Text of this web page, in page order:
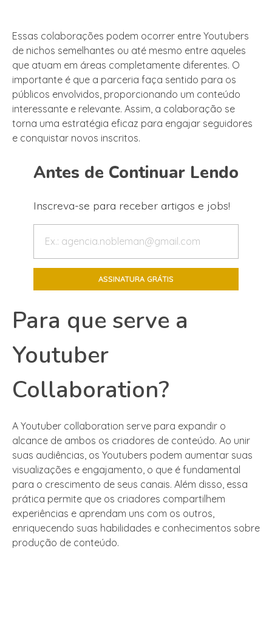
Essas colaborações podem ocorrer entre Youtubers
de nichos semelhantes ou até mesmo entre aqueles
que atuam em áreas completamente diferentes. O
importante é que a parceria faça sentido para os
públicos envolvidos, proporcionando um conteúdo
interessante e relevante. Assim, a colaboração se
torna uma estratégia eficaz para engajar seguidores
e conquistar novos inscritos.
Antes de Continuar Lendo
Inscreva-se para receber artigos e jobs!
Para que serve a
Youtuber
Collaboration?
A Youtuber collaboration serve para expandir o
alcance de ambos os criadores de conteúdo. Ao unir
suas audiências, os Youtubers podem aumentar suas
visualizações e engajamento, o que é fundamental
para o crescimento de seus canais. Além disso, essa
prática permite que os criadores compartilhem
experiências e aprendam uns com os outros,
enriquecendo suas habilidades e conhecimentos sobre
produção de conteúdo.